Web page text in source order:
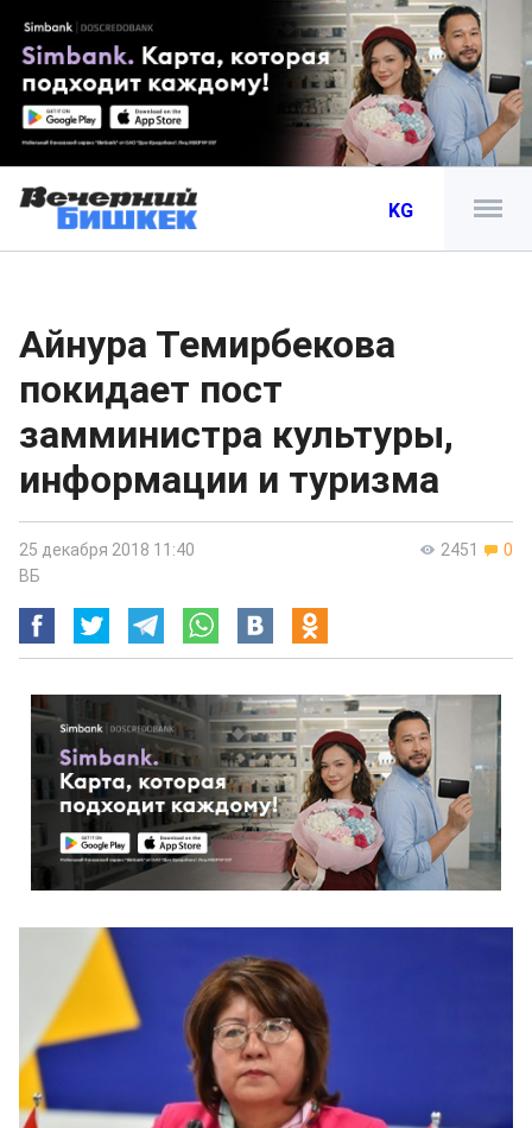
KG
Айнура Темирбекова
покидает пост
замминистра культуры,
информации и туризма
2451 0
25 декабря 2018 11:40
ВБ